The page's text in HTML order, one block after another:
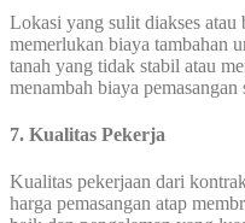
Lokasi yang sulit diakses atau
memerlukan biaya tambahan
tanah yang tidak stabil atau
menambah biaya
7. Kualitas Pekerja
Kualitas pekerjaan dari
harga pemasangan atap